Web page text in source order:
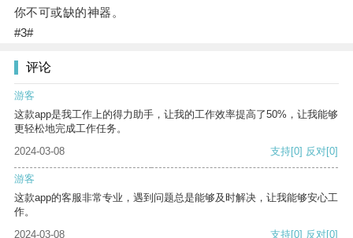
你不可或缺的神器。
#3#
评论
游客
这款app是我工作上的得力助手，让我的工作效率提高了50%，让我能够
更轻松地完成工作任务。
2024-03-08
支持[0] 反对[0]
游客
这款app的客服非常专业，遇到问题总是能够及时解决，让我能够安心工
作。
2024-03-08
支持[0] 反对[0]